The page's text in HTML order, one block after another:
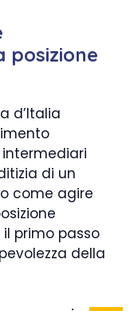
posizione
d’Italia
di un
come agire
primo passo
della